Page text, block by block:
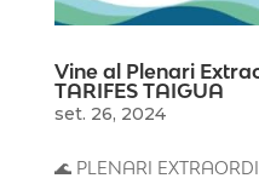
Vine al Plenari
TARIFES TAIGUA
set. 26, 2024
🌊 PLENARI